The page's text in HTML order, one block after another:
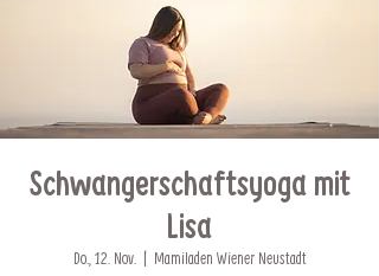
Schwangerschaftsyoga mit
Lisa
Do., 12. Nov.
  |
Mamiladen Wiener Neustadt